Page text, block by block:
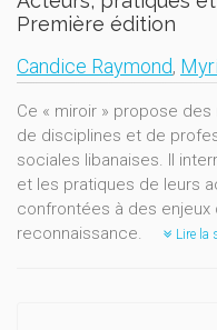
Première édition
Candice Raymond,
Ce « miroir » propose
de disciplines et de
sociales libanaises. Il
et les pratiques de leurs
confrontées à des
reconnaissance.
Lire la